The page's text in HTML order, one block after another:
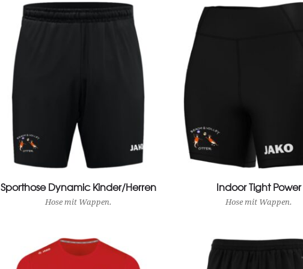
View Product
Sporthose Dynamic Kinder/Herren
Hose mit Wappen.
View Product
Indoor Tight Power
Hose mit Wappen.